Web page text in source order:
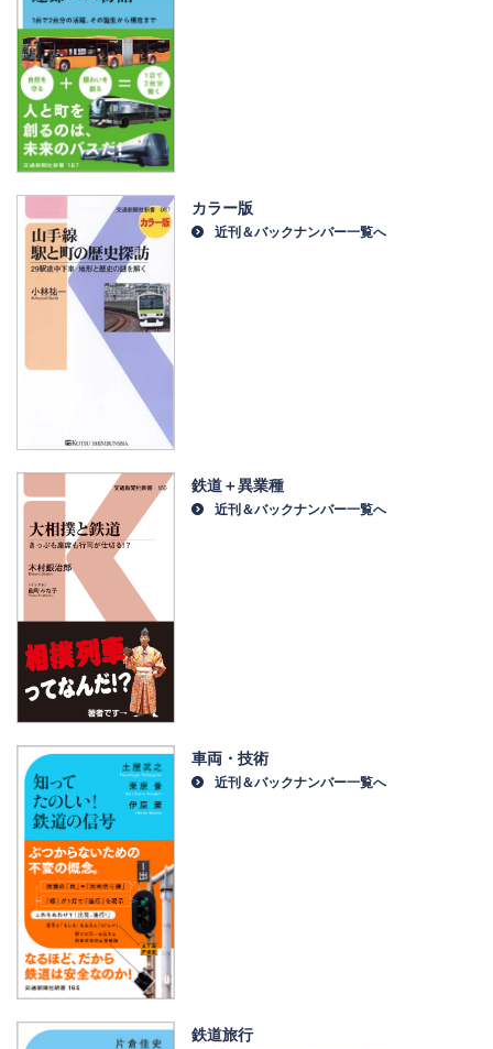
カラー版
近刊＆バックナンバー一覧へ
鉄道＋異業種
近刊＆バックナンバー一覧へ
車両・技術
近刊＆バックナンバー一覧へ
鉄道旅行